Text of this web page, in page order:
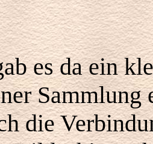
es da ein
die